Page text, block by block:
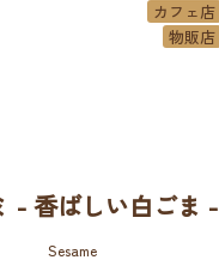
- 香ばしい白ごま -
Sesame
カフェ店
物販店